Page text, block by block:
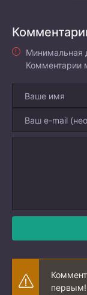
Минимальная
Комментарии
первым!